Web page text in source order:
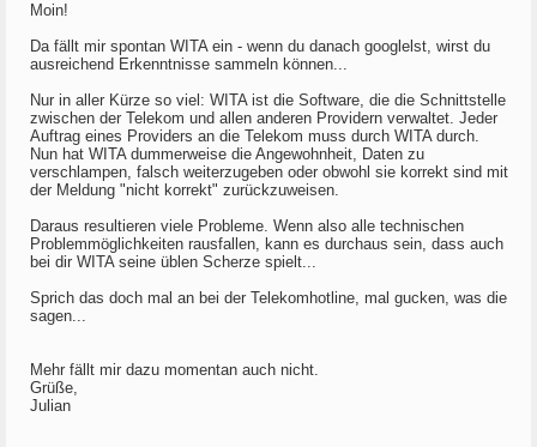
Moin!
Da fällt mir spontan WITA ein - wenn du danach googlelst, wirst du
ausreichend Erkenntnisse sammeln können...
Nur in aller Kürze so viel: WITA ist die Software, die die Schnittstelle
zwischen der Telekom und allen anderen Providern verwaltet. Jeder
Auftrag eines Providers an die Telekom muss durch WITA durch.
Nun hat WITA dummerweise die Angewohnheit, Daten zu
verschlampen, falsch weiterzugeben oder obwohl sie korrekt sind mit
der Meldung "nicht korrekt" zurückzuweisen.
Daraus resultieren viele Probleme. Wenn also alle technischen
Problemmöglichkeiten rausfallen, kann es durchaus sein, dass auch
bei dir WITA seine üblen Scherze spielt...
Sprich das doch mal an bei der Telekomhotline, mal gucken, was die
sagen...
Mehr fällt mir dazu momentan auch nicht.
Grüße,
Julian